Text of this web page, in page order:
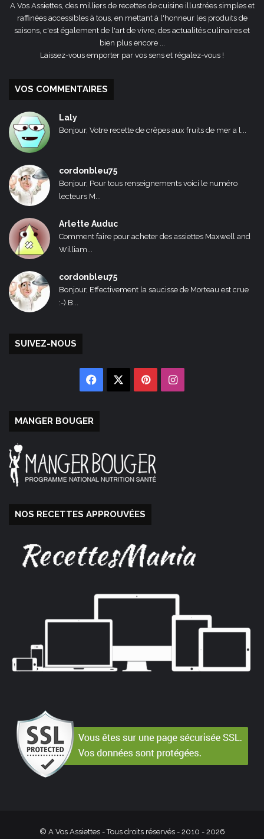
A Vos Assiettes, des milliers de recettes de cuisine illustrées simples et
raffinées accessibles à tous, en mettant à l'honneur les produits de
saisons, c'est également de l'art de vivre, des actualités culinaires et
bien plus encore ...
Laissez-vous emporter par vos sens et régalez-vous !
VOS COMMENTAIRES
Laly
Bonjour, Votre recette de crêpes aux fruits de mer a l...
cordonbleu75
Bonjour, Pour tous renseignements voici le numéro
lecteurs M...
Arlette Auduc
Comment faire pour acheter des assiettes Maxwell and
William...
cordonbleu75
Bonjour, Effectivement la saucisse de Morteau est crue
:-) B...
SUIVEZ-NOUS
Facebook PinterestInstagram
MANGER BOUGER
NOS RECETTES APPROUVÉES
© A Vos Assiettes - Tous droits réservés - 2010 - 2026